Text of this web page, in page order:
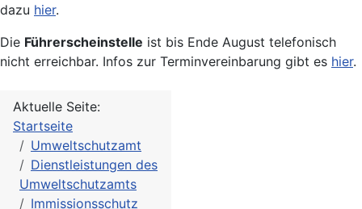
dazu hier.
Die Führerscheinstelle ist bis Ende August telefonisch
nicht erreichbar. Infos zur Terminvereinbarung gibt es hier.
Aktuelle Seite:
Startseite
Umweltschutzamt
Dienstleistungen des
Umweltschutzamts
Immissionsschutz